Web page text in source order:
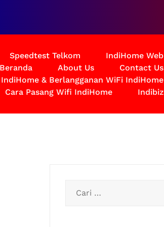
Speedtest Telkom
IndiHome Web
Beranda
About Us
Contact Us
& Berlangganan WiFi IndiHome
Cara Pasang Wifi IndiHome
Indibiz
untuk: